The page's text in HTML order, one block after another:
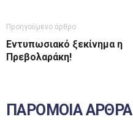
Προηγούμενο άρθρο
Εντυπωσιακό ξεκίνημα η
Πρεβολαράκη!
ΠΑΡΟΜΟΙΑ ΑΡΘΡΑ